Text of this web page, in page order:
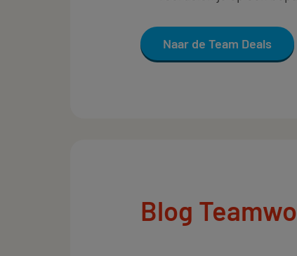
Naar de Team Deals
Blog